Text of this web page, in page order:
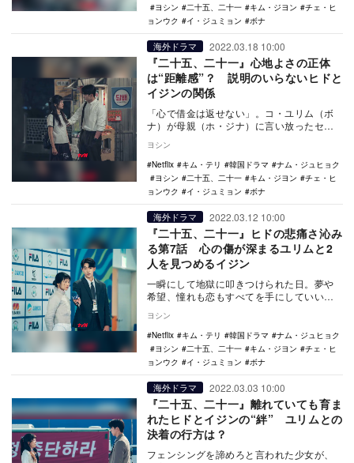
ヨシン
二十五、二十一 キム・ジヨン
チェ・ヒ
ョンウク
イ・ジュミョン ボナ
海外ドラマ 2022.03.18 10:00
『二十五、二十一』心地よさの正体
は“距離感”？ 説明のいらないヒドと
イジンの関係
「心で借金は返せない」。コ・ユリム（ボ
ナ）が母親（ホ・ジナ）に言い放ったセリ
い。けれども、…
ヨシン
Netflix
キム・テリ 韓国ドラマ
ナム・ジュヒョク
ヨシン
二十五、二十一 キム・ジヨン
チェ・ヒ
ョンウク
イ・ジュミョン ボナ
海外ドラマ 2022.03.12 10:00
『二十五、二十一』ヒドの悲痛さ沁み
る第7話 心の傷が深まるユリムと2
人を見つめるイジン
一瞬にして地獄に叩きつけられた日。夢や
希望、憧れも恋もすべてを手にしていいん
間にか成長して…
ヨシン
Netflix
キム・テリ 韓国ドラマ
ナム・ジュヒョク
ヨシン
二十五、二十一 キム・ジヨン
チェ・ヒ
ョンウク
イ・ジュミョン ボナ
海外ドラマ 2022.03.03 10:00
『二十五、二十一』離れていても育ま
れたヒドとイジンの“絆” ユリムとの
決着の行方は？
フェンシングを諦めろと言われた少女が、